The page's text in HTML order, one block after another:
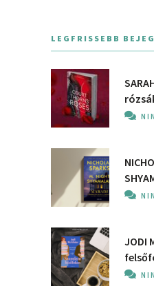
LEGFRISSEBB
JODI